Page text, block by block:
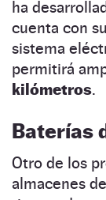
ha
cuenta con
sistema
permitirá
kilómetros.
Baterías
Otro de los
almacenes